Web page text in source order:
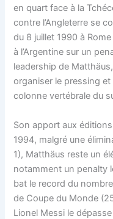
en quart face à la
contre l’Angleterre se
du 8 juillet 1990 à
à l’Argentine sur un
leadership de
organiser le pressing
colonne vertébrale du
Son apport aux
1994, malgré une
1), Matthäus reste un
notamment un penalty
bat le record du
de Coupe du Monde
Lionel Messi le